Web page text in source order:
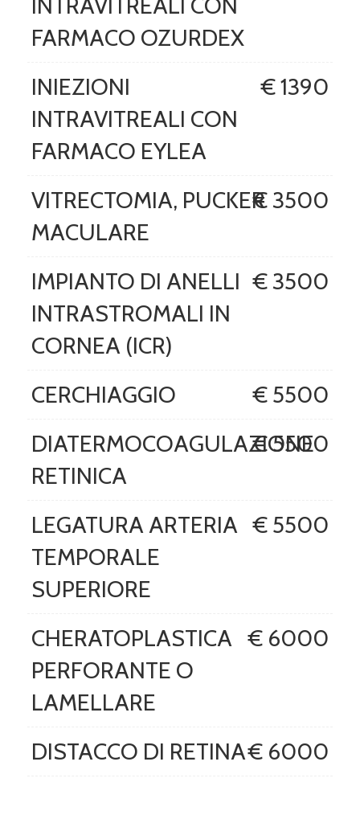
FARMACO OZURDEX
INIEZIONI
INTRAVITREALI CON
FARMACO EYLEA
€ 1390
VITRECTOMIA, PUCKER
MACULARE
€ 3500
IMPIANTO DI ANELLI
INTRASTROMALI IN
CORNEA (ICR)
€ 3500
CERCHIAGGIO
€ 5500
DIATERMOCOAGULAZIONE
RETINICA
€ 5500
LEGATURA ARTERIA
TEMPORALE
SUPERIORE
€ 5500
CHERATOPLASTICA
PERFORANTE O
LAMELLARE
€ 6000
DISTACCO DI RETINA€ 6000